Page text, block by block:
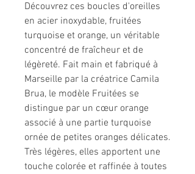
Découvrez ces boucles d'oreilles
en acier inoxydable, fruitées
turquoise et orange, un véritable
concentré de fraîcheur et de
légèreté. Fait main et fabriqué à
Marseille par la créatrice Camila
Brua, le modèle Fruitées se
distingue par un cœur orange
associé à une partie turquoise
ornée de petites oranges délicates.
Très légères, elles apportent une
touche colorée et raffinée à toutes